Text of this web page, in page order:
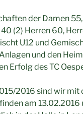
der Damen
(2) Herren 60,
U12 und
und den
Erfolg des TC
2016 sind wir
am